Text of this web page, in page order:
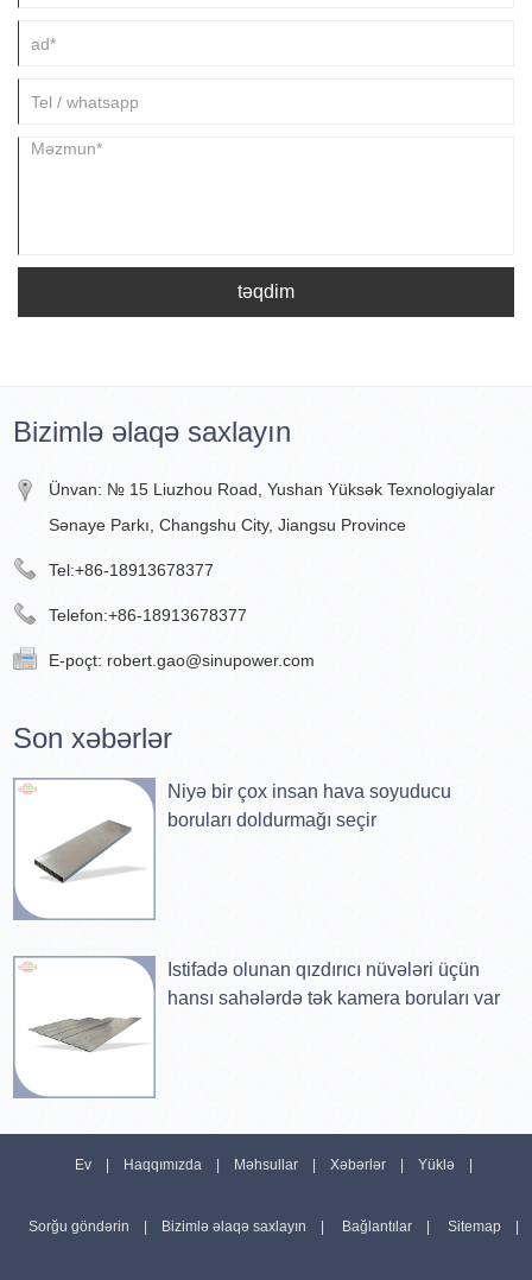
təqdim
Bizimlə əlaqə saxlayın
Ünvan: № 15 Liuzhou Road, Yushan Yüksək Texnologiyalar
Sənaye Parkı, Changshu City, Jiangsu Province
Tel:+86-18913678377
Telefon:+86-18913678377
E-poçt: robert.gao@sinupower.com
Son xəbərlər
Niyə bir çox insan hava soyuducu
boruları doldurmağı seçir
Istifadə olunan qızdırıcı nüvələri üçün
hansı sahələrdə tək kamera boruları var
Ev Haqqımızda Məhsullar Xəbərlər Yüklə
Sorğu göndərin Bizimlə əlaqə saxlayın Bağlantılar Sitemap